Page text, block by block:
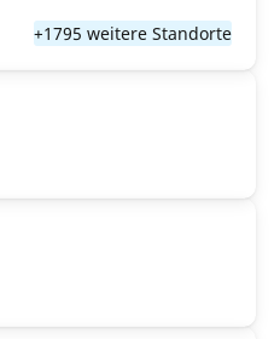
+1795 weitere Standorte